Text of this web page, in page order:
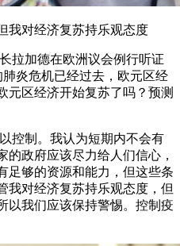
我对经济复苏持乐观态度
拉加德在欧洲议会例行听证
炎危机已经过去，欧元区经
元区经济开始复苏了吗？预测
控制。我认为短期内不会有
政府应该尽力给人们信心，
足够的资源和能力，但这些条
我对经济复苏持乐观态度，但
以我们应该保持警惕。控制疫